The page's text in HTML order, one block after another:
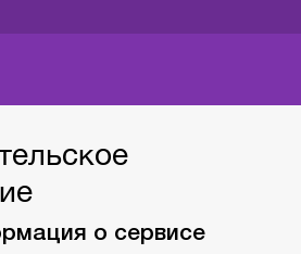
о сервисе